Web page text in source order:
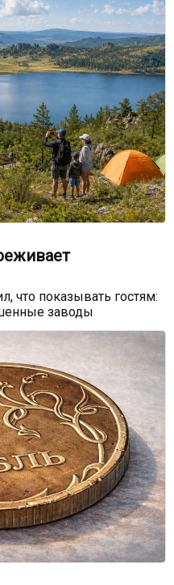
что показывать гостям:
заводы